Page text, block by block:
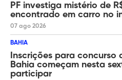
PF investiga mistério de
encontrado em carro no
07 ago 2026
BAHIA
Inscrições para concurso
Bahia começam nesta
participar